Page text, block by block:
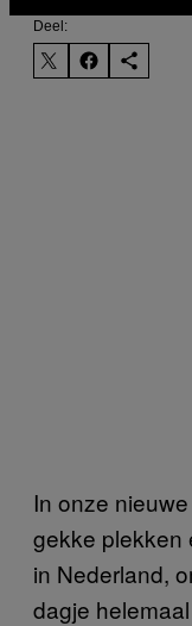
Deel:
In onze
gekke plekken
in Nederland,
dagje